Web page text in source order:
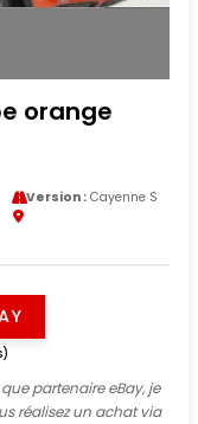
orange
Version :Cayenne S
partenaire eBay, je
réalisez un achat via